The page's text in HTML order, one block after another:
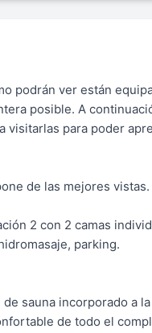
podrán ver están
posible. A
visitarlas para poder
de las mejores vistas.
2 con 2 camas
parking.
sauna incorporado a
de todo el